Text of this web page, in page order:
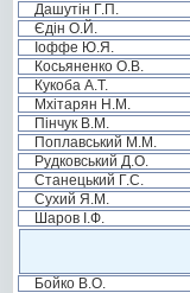
Дашутін Г.П.
Єдін О.Й.
Іоффе Ю.Я.
Косьяненко О.В.
Кукоба А.Т.
Мхітарян Н.М.
Пінчук В.М.
Поплавський М.М.
Рудковський Д.О.
Станецький Г.С.
Сухий Я.М.
Шаров І.Ф.
Бойко В.О.